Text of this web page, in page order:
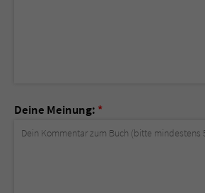
Deine Meinung: *